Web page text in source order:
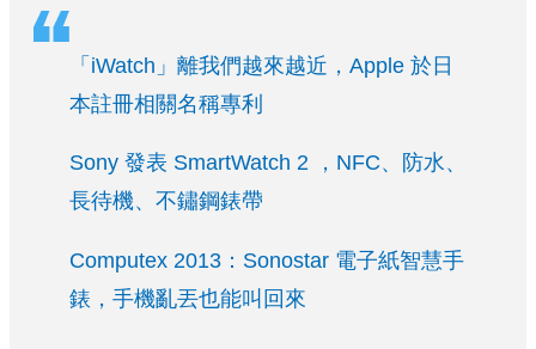
「iWatch」離我們越來越近，Apple 於日
本註冊相關名稱專利
Sony 發表 SmartWatch 2 ，NFC、防水、
長待機、不鏽鋼錶帶
Computex 2013：Sonostar 電子紙智慧手
錶，手機亂丟也能叫回來